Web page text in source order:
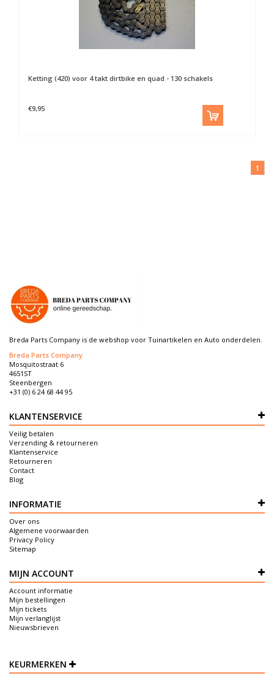
Ketting (420) voor 4 takt dirtbike en quad - 130 schakels
€9,95
1
Breda Parts Company is de webshop voor Tuinartikelen en Auto onderdelen.
Breda Parts Company
Mosquitostraat 6
4651ST
Steenbergen
+31 (0) 6 24 68 44 95
KLANTENSERVICE
Veilig betalen
Verzending & retourneren
Klantenservice
Retourneren
Contact
Blog
INFORMATIE
Over ons
Algemene voorwaarden
Privacy Policy
Sitemap
MIJN ACCOUNT
Account informatie
Mijn bestellingen
Mijn tickets
Mijn verlanglijst
Nieuwsbrieven
KEURMERKEN